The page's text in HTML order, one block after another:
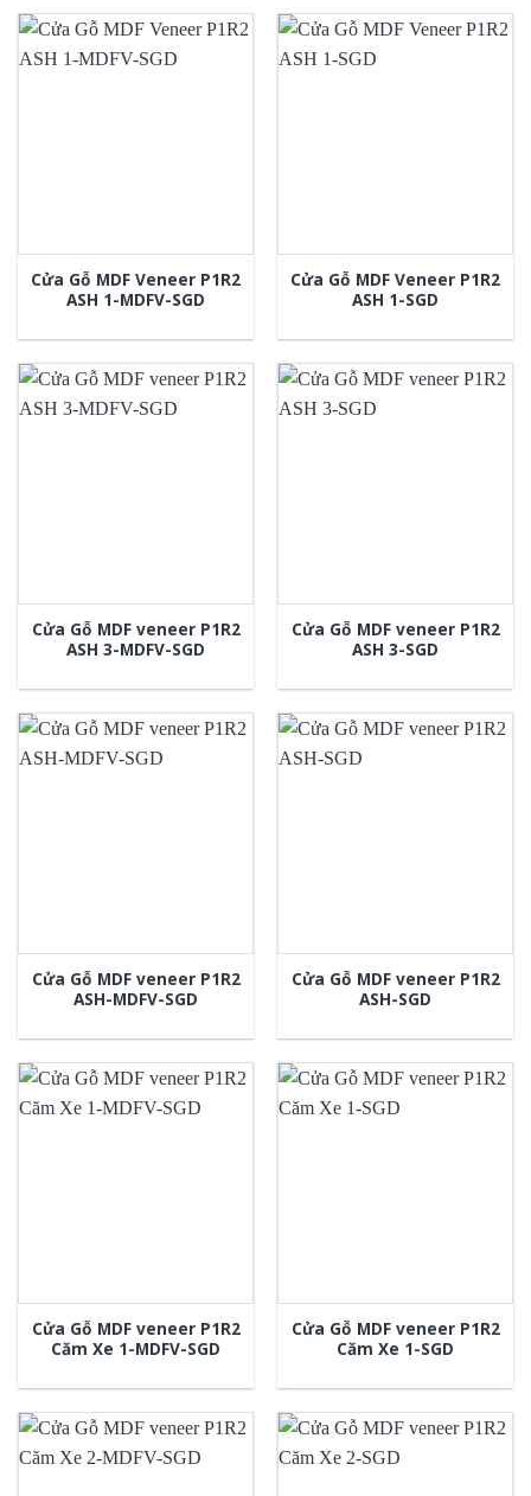
Cửa Gỗ MDF Veneer P1R2
ASH 1-MDFV-SGD
Cửa Gỗ MDF Veneer P1R2
ASH 1-SGD
Cửa Gỗ MDF veneer P1R2
ASH 3-MDFV-SGD
Cửa Gỗ MDF veneer P1R2
ASH 3-SGD
Cửa Gỗ MDF veneer P1R2
ASH-MDFV-SGD
Cửa Gỗ MDF veneer P1R2
ASH-SGD
Cửa Gỗ MDF veneer P1R2
Căm Xe 1-MDFV-SGD
Cửa Gỗ MDF veneer P1R2
Căm Xe 1-SGD